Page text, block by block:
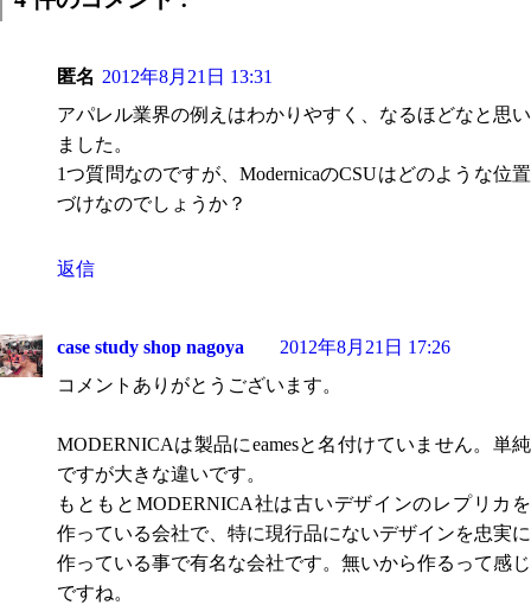
匿名 2012年8月21日 13:31
アパレル業界の例えはわかりやすく、なるほどなと思い
ました。
1つ質問なのですが、ModernicaのCSUはどのような位置
づけなのでしょうか？
返信
case study shop nagoya
2012年8月21日 17:26
コメントありがとうございます。
MODERNICAは製品にeamesと名付けていません。単純
ですが大きな違いです。
もともとMODERNICA社は古いデザインのレプリカを
作っている会社で、特に現行品にないデザインを忠実に
作っている事で有名な会社です。無いから作るって感じ
ですね。